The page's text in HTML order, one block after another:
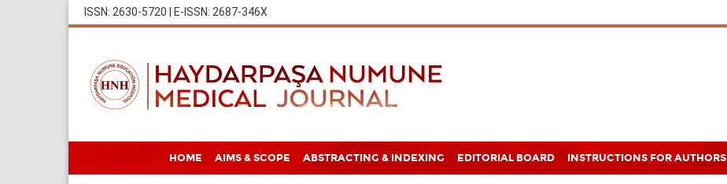
ISSN: 2630-5720 | E-ISSN: 2687-346X
HOME AIMS & SCOPE ABSTRACTING & INDEXING EDITORIAL BOARD INSTRUCTIONS FOR AUTHORS